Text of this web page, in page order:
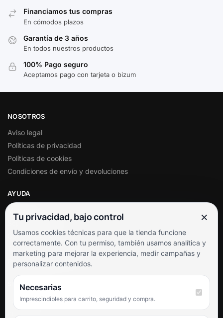
Financiamos tus compras
En cómodos plazos
Garantía de 3 años
En todos nuestros productos
100% Pago seguro
Aceptamos pago con tarjeta o bizum
NOSOTROS
Aviso legal
Políticas de privacidad
Políticas de cookies
Condiciones de envío y devoluciones
AYUDA
Soporte al cliente
Contacto
Términos y condiciones
Preguntas frecuentes
SÍGUENOS
Facebook
Tu privacidad, bajo control ×
Usamos cookies técnicas para que la tienda funcione
correctamente. Con tu permiso, también usamos analítica y
marketing para mejorar la experiencia, medir campañas y
personalizar contenidos.
Necesarias
Imprescindibles para carrito, seguridad y compra.